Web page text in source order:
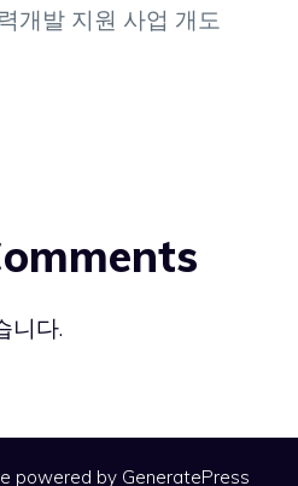
개발 지원 사업 개도
니다.
powered by GeneratePress